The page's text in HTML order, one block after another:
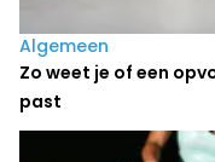
Algemeen
Zo weet je of een
past